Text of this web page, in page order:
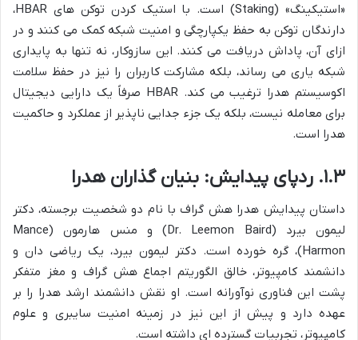
«استیکینگ» (Staking) است. با استیک کردن توکن های HBAR،
دارندگان توکن به حفظ یکپارچگی و امنیت شبکه کمک می کنند و در
ازای آن، پاداش دریافت می کنند. این سازوکار، نه تنها به پایداری
شبکه یاری می رساند، بلکه مشارکت کاربران را نیز در حفظ سلامت
اکوسیستم هدرا ترغیب می کند. HBAR صرفاً یک دارایی دیجیتال
برای معامله نیست، بلکه یک جزء جدایی ناپذیر از عملکرد و حاکمیت
هدرا است.
۱.۳. ردپای پیدایش: بنیان گذاران هدرا
داستان پیدایش هدرا هش گراف با نام دو شخصیت برجسته، دکتر
لیمون بیرد (Dr. Leemon Baird) و منس هارمون (Mance
Harmon)، گره خورده است. دکتر لیمون بیرد، یک ریاضی دان و
دانشمند کامپیوتر، خالق الگوریتم اجماع هش گراف و مغز متفکر
پشت این فناوری نوآورانه است. او نقش دانشمند ارشد هدرا را بر
عهده دارد و پیش از این نیز در زمینه امنیت سایبری و علوم
کامپیوتر، تجربیات گسترده ای داشته است.